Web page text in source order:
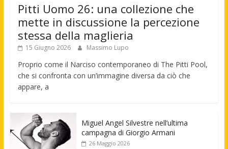
Pitti Uomo 26: una collezione che
mette in discussione la percezione
stessa della maglieria
15 Giugno 2026 Massimo Lupo
Proprio come il Narciso contemporaneo di The Pitti Pool,
che si confronta con un’immagine diversa da ciò che
appare, a
Miguel Angel Silvestre nell’ultima
campagna di Giorgio Armani
26 Maggio 2026